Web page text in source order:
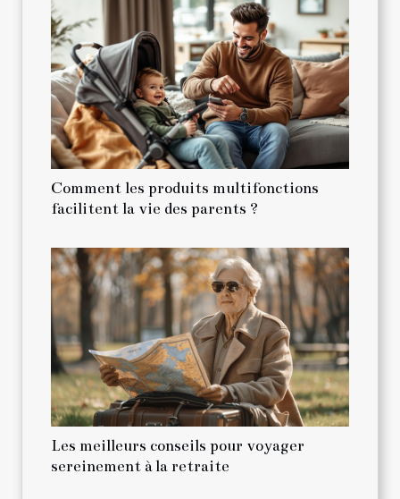
Comment les produits multifonctions
facilitent la vie des parents ?
Les meilleurs conseils pour voyager
sereinement à la retraite